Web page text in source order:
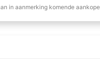
in aanmerking komende